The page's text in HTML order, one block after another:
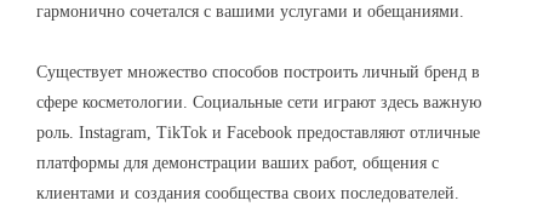
гармонично сочетался с вашими услугами и обещаниями.
Существует множество способов построить личный бренд в
сфере косметологии. Социальные сети играют здесь важную
роль. Instagram, TikTok и Facebook предоставляют отличные
платформы для демонстрации ваших работ, общения с
клиентами и создания сообщества своих последователей.